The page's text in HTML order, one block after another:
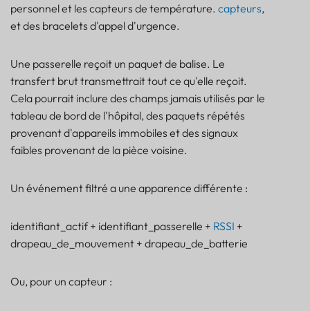
personnel et les capteurs de température. capteurs,
et des bracelets d'appel d'urgence.
Une passerelle reçoit un paquet de balise. Le
transfert brut transmettrait tout ce qu'elle reçoit.
Cela pourrait inclure des champs jamais utilisés par le
tableau de bord de l'hôpital, des paquets répétés
provenant d'appareils immobiles et des signaux
faibles provenant de la pièce voisine.
Un événement filtré a une apparence différente :
identifiant_actif + identifiant_passerelle + RSSI +
drapeau_de_mouvement + drapeau_de_batterie
Ou, pour un capteur :